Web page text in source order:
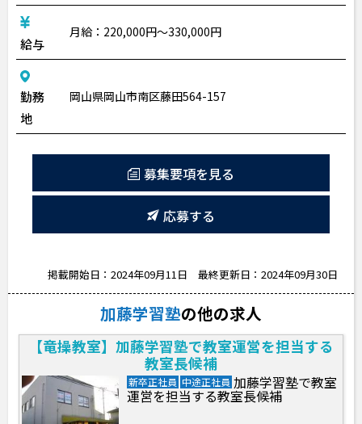
給与
月給：220,000円～330,000円
勤務
地
岡山県岡山市南区藤田564-157
募集要項を見る
応募する
掲載開始日：2024年09月11日 最終更新日：2024年09月30日
加藤学習塾の他の求人
【竜操教室】加藤学習塾で教室運営を担当する
教室長候補
新卒正社員 中途正社員 加藤学習塾で教室
運営を担当する教室長候補